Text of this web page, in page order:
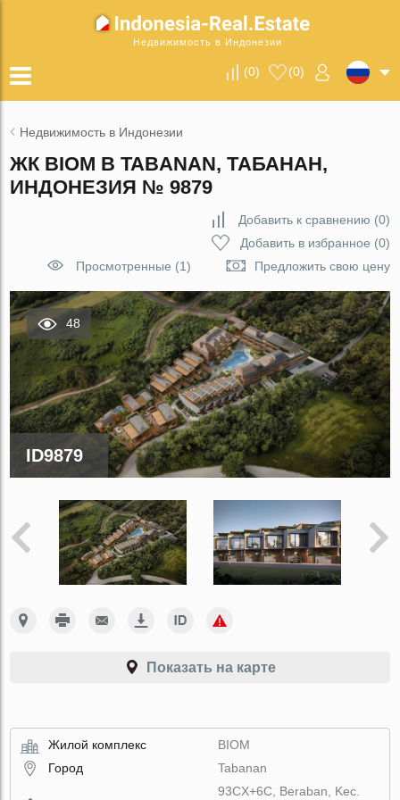
Недвижимость в Индонезии
(0) (0)
Недвижимость в Индонезии
ЖК BIOM В TABANAN, ТАБАНАН,
ИНДОНЕЗИЯ № 9879
Добавить к сравнению (0)
Добавить в избранное (0)
Просмотренные (1)
Предложить свою цену
48
ID9879
Показать на карте
Жилой комплекс
BIOM
Город
Tabanan
93CX+6C, Beraban, Kec.